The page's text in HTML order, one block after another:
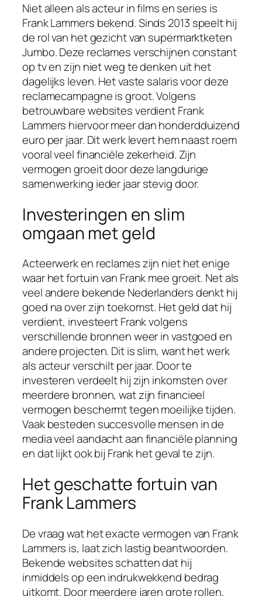
Niet alleen als acteur in films en series is
Frank Lammers bekend. Sinds 2013 speelt hij
de rol van het gezicht van supermarktketen
Jumbo. Deze reclames verschijnen constant
op tv en zijn niet weg te denken uit het
dagelijks leven. Het vaste salaris voor deze
reclamecampagne is groot. Volgens
betrouwbare websites verdient Frank
Lammers hiervoor meer dan honderdduizend
euro per jaar. Dit werk levert hem naast roem
vooral veel financiële zekerheid. Zijn
vermogen groeit door deze langdurige
samenwerking ieder jaar stevig door.
Investeringen en slim
omgaan met geld
Acteerwerk en reclames zijn niet het enige
waar het fortuin van Frank mee groeit. Net als
veel andere bekende Nederlanders denkt hij
goed na over zijn toekomst. Het geld dat hij
verdient, investeert Frank volgens
verschillende bronnen weer in vastgoed en
andere projecten. Dit is slim, want het werk
als acteur verschilt per jaar. Door te
investeren verdeelt hij zijn inkomsten over
meerdere bronnen, wat zijn financieel
vermogen beschermt tegen moeilijke tijden.
Vaak besteden succesvolle mensen in de
media veel aandacht aan financiële planning
en dat lijkt ook bij Frank het geval te zijn.
Het geschatte fortuin van
Frank Lammers
De vraag wat het exacte vermogen van Frank
Lammers is, laat zich lastig beantwoorden.
Bekende websites schatten dat hij
inmiddels op een indrukwekkend bedrag
uitkomt. Door meerdere jaren grote rollen,